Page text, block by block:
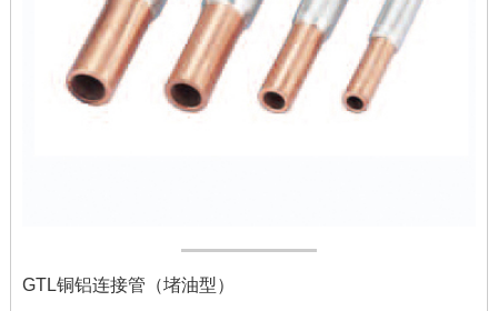
GTL铜铝连接管（堵油型）